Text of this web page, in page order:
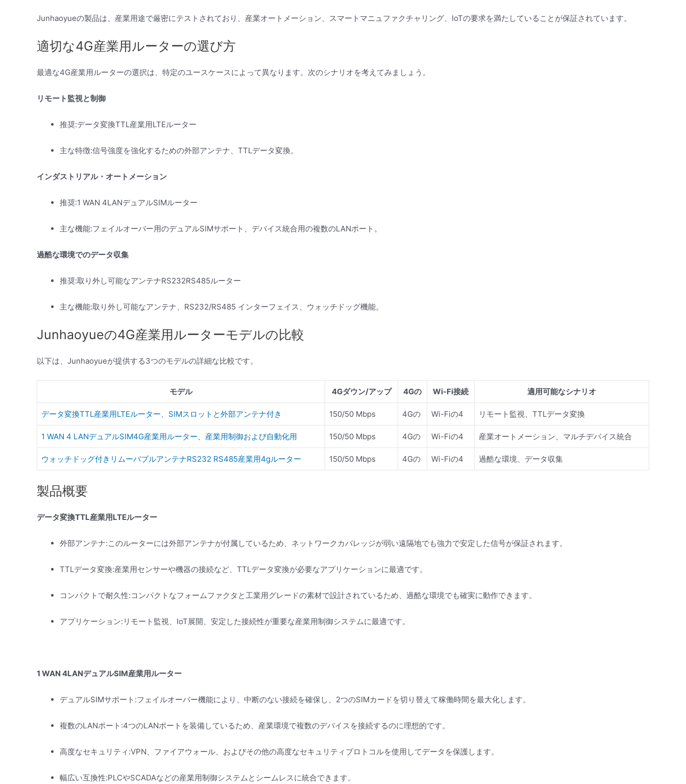
Junhaoyueの製品は、産業用途で厳密にテストされており、産業オートメーション、スマートマニュファクチャリング、IoTの要求を満たしていることが保証されています。
適切な4G産業用ルーターの選び方
最適な4G産業用ルーターの選択は、特定のユースケースによって異なります。次のシナリオを考えてみましょう。
リモート監視と制御
推奨:データ変換TTL産業用LTEルーター
主な特徴:信号強度を強化するための外部アンテナ、TTLデータ変換。
インダストリアル・オートメーション
推奨:1 WAN 4LANデュアルSIMルーター
主な機能:フェイルオーバー用のデュアルSIMサポート、デバイス統合用の複数のLANポート。
過酷な環境でのデータ収集
推奨:取り外し可能なアンテナRS232RS485ルーター
主な機能:取り外し可能なアンテナ、RS232/RS485 インターフェイス、ウォッチドッグ機能。
Junhaoyueの4G産業用ルーターモデルの比較
以下は、Junhaoyueが提供する3つのモデルの詳細な比較です。
モデル 4Gダウン/アップ 4Gの Wi-Fi接続 適用可能なシナリオ
データ変換TTL産業用LTEルーター、SIMスロットと外部アンテナ付き 150/50 Mbps 4Gの Wi-Fiの4 リモート監視、TTLデータ変換
1 WAN 4 LANデュアルSIM4G産業用ルーター、産業用制御および自動化用 150/50 Mbps 4Gの Wi-Fiの4 産業オートメーション、マルチデバイス統合
ウォッチドッグ付きリムーバブルアンテナRS232 RS485産業用4gルーター 150/50 Mbps 4Gの Wi-Fiの4 過酷な環境、データ収集
製品概要
データ変換TTL産業用LTEルーター
外部アンテナ:このルーターには外部アンテナが付属しているため、ネットワークカバレッジが弱い遠隔地でも強力で安定した信号が保証されます。
TTLデータ変換:産業用センサーや機器の接続など、TTLデータ変換が必要なアプリケーションに最適です。
コンパクトで耐久性:コンパクトなフォームファクタと工業用グレードの素材で設計されているため、過酷な環境でも確実に動作できます。
アプリケーション:リモート監視、IoT展開、安定した接続性が重要な産業用制御システムに最適です。
1 WAN 4LANデュアルSIM産業用ルーター
デュアルSIMサポート:フェイルオーバー機能により、中断のない接続を確保し、2つのSIMカードを切り替えて稼働時間を最大化します。
複数のLANポート:4つのLANポートを装備しているため、産業環境で複数のデバイスを接続するのに理想的です。
高度なセキュリティ:VPN、ファイアウォール、およびその他の高度なセキュリティプロトコルを使用してデータを保護します。
幅広い互換性:PLCやSCADAなどの産業用制御システムとシームレスに統合できます。